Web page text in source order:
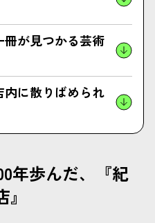
冊が見つかる芸術
に散りばめられ
年歩んだ、『紀